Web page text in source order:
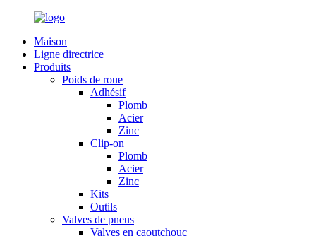
Maison
Ligne directrice
Produits
Poids de roue
Adhésif
Plomb
Acier
Zinc
Clip-on
Plomb
Acier
Zinc
Kits
Outils
Valves de pneus
Valves en caoutchouc